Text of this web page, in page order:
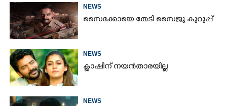
NEWS
സൈക്കോയെ തേടി സൈജു കുറുപ്പ്
NEWS
ക്ലാഷിന് നയൻതാരയില്ല
NEWS